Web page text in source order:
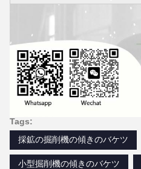
Tags:
採鉱の掘削機の傾きのバケツ
小型掘削機の傾きのバケツ